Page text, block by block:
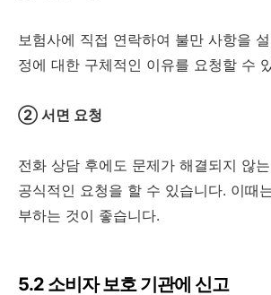
보험사에 직접 연락하여 불만 사항을
정에 대한 구체적인 이유를 요청할 수
② 서면 요청
전화 상담 후에도 문제가 해결되지 않
공식적인 요청을 할 수 있습니다. 이때
부하는 것이 좋습니다.
5.2 소비자 보호 기관에 신고